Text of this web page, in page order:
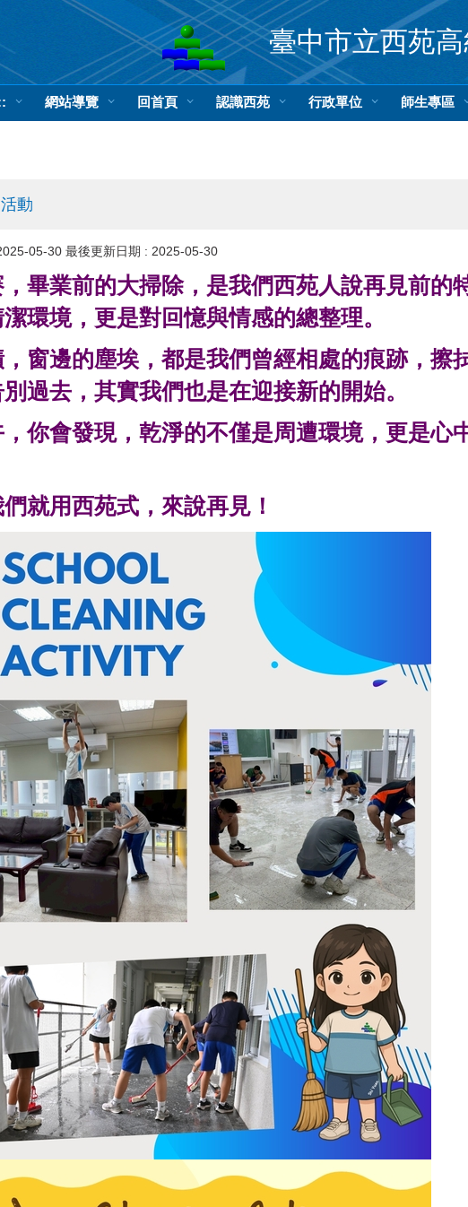
臺中市立西苑
網站導覽 回首頁 認識西苑 行政單位 師生專區
動
05-30 最後更新日期 : 2025-05-30
畢業前的大掃除，是我們西苑人說再見前的
環境，更是對回憶與情感的總整理。
窗邊的塵埃，都是我們曾經相處的痕跡，擦
過去，其實我們也是在迎接新的開始。
你會發現，乾淨的不僅是周遭環境，更是心
就用西苑式，來說再見！